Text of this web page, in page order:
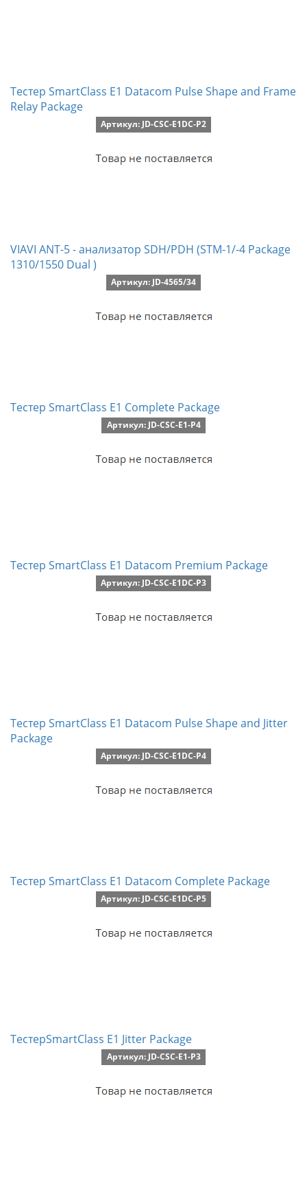
Тестер SmartClass E1 Datacom Pulse Shape and Frame
Relay Package
Артикул: JD-CSC-E1DC-P2
VIAVI ANT-5 - анализатор SDH/PDH (STM-1/-4 Package
1310/1550 Dual )
Артикул: JD-4565/34
Тестер SmartClass E1 Complete Package
Артикул: JD-CSC-E1-P4
Тестер SmartClass E1 Datacom Premium Package
Артикул: JD-CSC-E1DC-P3
Тестер SmartClass E1 Datacom Pulse Shape and Jitter
Package
Артикул: JD-CSC-E1DC-P4
Тестер SmartClass E1 Datacom Complete Package
Артикул: JD-CSC-E1DC-P5
ТестерSmartClass E1 Jitter Package
Артикул: JD-CSC-E1-P3